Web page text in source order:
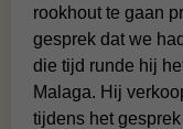
rookhout te gaan
gesprek dat we
die tijd runde hij
Malaga. Hij
tijdens het